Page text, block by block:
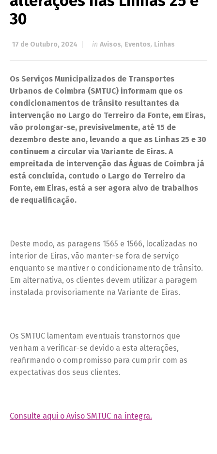
30
17 de Outubro, 2024 in Avisos, Eventos, Linhas
Os Serviços Municipalizados de Transportes
Urbanos de Coimbra (SMTUC) informam que os
condicionamentos de trânsito resultantes da
intervenção no Largo do Terreiro da Fonte, em Eiras,
vão prolongar-se, previsivelmente, até 15 de
dezembro deste ano, levando a que as Linhas 25 e 30
continuem a circular via Variante de Eiras. A
empreitada de intervenção das Águas de Coimbra já
está concluída, contudo o Largo do Terreiro da
Fonte, em Eiras, está a ser agora alvo de trabalhos
de requalificação.
Deste modo, as paragens 1565 e 1566, localizadas no
interior de Eiras, vão manter-se fora de serviço
enquanto se mantiver o condicionamento de trânsito.
Em alternativa, os clientes devem utilizar a paragem
instalada provisoriamente na Variante de Eiras.
Os SMTUC lamentam eventuais transtornos que
venham a verificar-se devido a esta alterações,
reafirmando o compromisso para cumprir com as
expectativas dos seus clientes.
Consulte aqui o Aviso SMTUC na íntegra.